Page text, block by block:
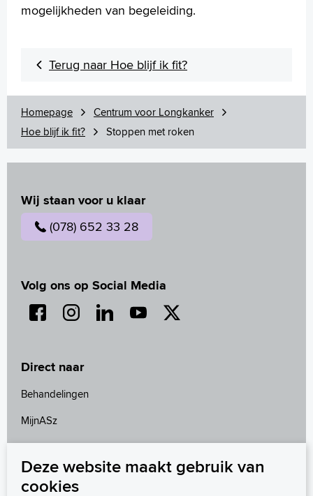
mogelijkheden van begeleiding.
Terug naar Hoe blijf ik fit?
Homepage
Centrum voor Longkanker
Hoe blijf ik fit?
Stoppen met roken
Wij staan voor u klaar
(078) 652 33 28
Volg ons op Social Media
Direct naar
Behandelingen
MijnASz
Onderzoeken
Wetenschappelijk onderzoek
Deze website maakt gebruik van
cookies